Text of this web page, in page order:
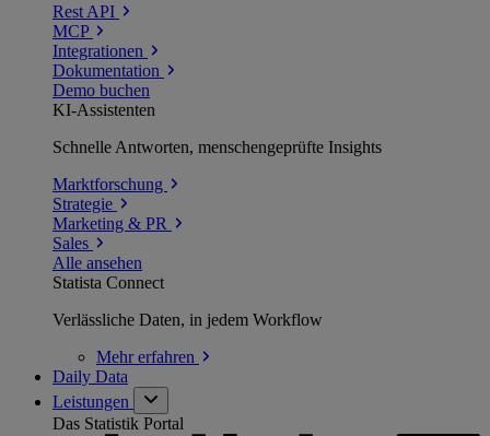
Rest API
MCP
Integrationen
Dokumentation
Demo buchen
KI-Assistenten
Schnelle Antworten, menschengeprüfte Insights
Marktforschung
Strategie
Marketing & PR
Sales
Alle ansehen
Statista Connect
Verlässliche Daten, in jedem Workflow
Mehrerfahren
Daily Data
Leistungen
Das Statistik Portal